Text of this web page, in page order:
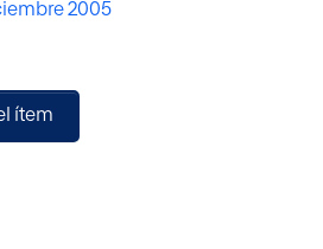
divorciado de la práctica y
2005
ítem